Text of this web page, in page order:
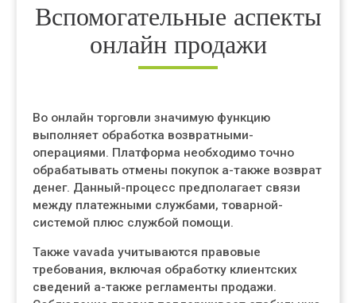
Вспомогательные аспекты
онлайн продажи
Во онлайн торговли значимую функцию
выполняет обработка возвратными-
операциями. Платформа необходимо точно
обрабатывать отмены покупок а-также возврат
денег. Данный-процесс предполагает связи
между платежными службами, товарной-
системой плюс службой помощи.
Также vavada учитываются правовые
требования, включая обработку клиентских
сведений а-также регламенты продажи.